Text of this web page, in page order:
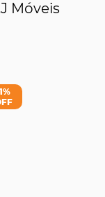
Móveis